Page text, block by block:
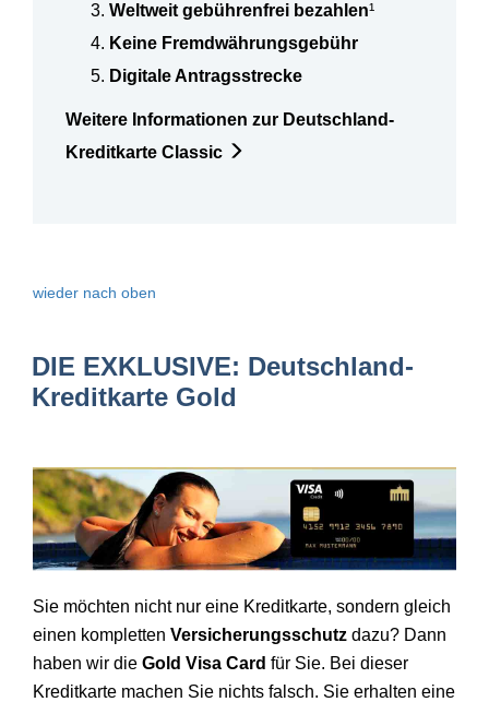
Weltweit gebührenfrei bezahlen¹
Keine Fremdwährungsgebühr
Digitale Antragsstrecke
Weitere Informationen zur Deutschland-
Kreditkarte Classic
wieder nach oben
DIE EXKLUSIVE: Deutschland-
Kreditkarte Gold
Sie möchten nicht nur eine Kreditkarte, sondern gleich
einen kompletten Versicherungsschutz dazu? Dann
haben wir die Gold Visa Card für Sie. Bei dieser
Kreditkarte machen Sie nichts falsch. Sie erhalten eine